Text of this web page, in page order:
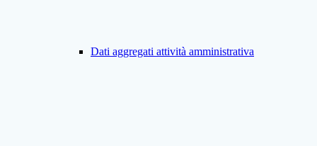
Dati aggregati attività amministrativa